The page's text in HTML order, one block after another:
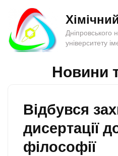
Перейти
вмісту
(натисніть
Дніпровського
університету
Новини
Відбувся
дисертації
філософії